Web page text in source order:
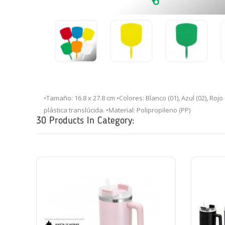
•Tamaño: 16.8 x 27.8 cm •Colores: Blanco (01), Azul (02),
plástica translúcida. •Material: Polipropileno (PP)
30 Products In Category: